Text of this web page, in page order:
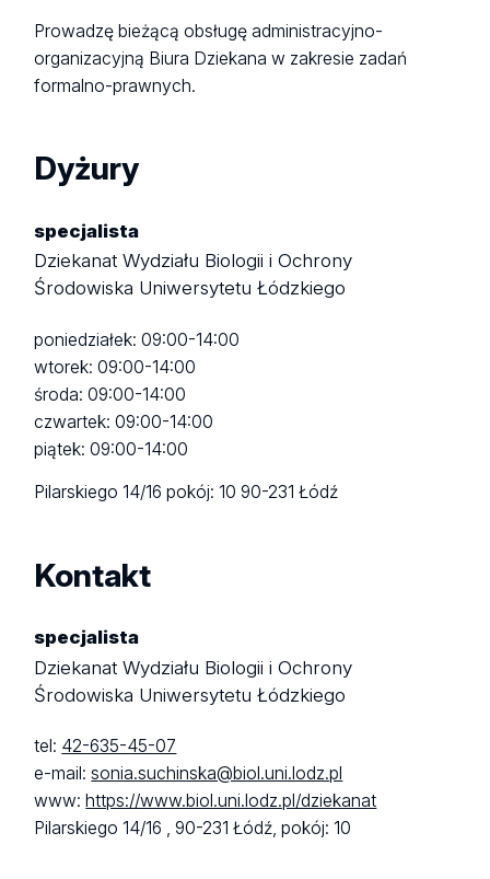
Prowadzę bieżącą obsługę administracyjno-
organizacyjną Biura Dziekana w zakresie zadań
formalno-prawnych.
Dyżury
specjalista
Dziekanat Wydziału Biologii i Ochrony
Środowiska Uniwersytetu Łódzkiego
poniedziałek: 09:00-14:00
wtorek: 09:00-14:00
środa: 09:00-14:00
czwartek: 09:00-14:00
piątek: 09:00-14:00
Pilarskiego 14/16pokój: 1090-231 Łódź
Kontakt
specjalista
Dziekanat Wydziału Biologii i Ochrony
Środowiska Uniwersytetu Łódzkiego
tel: 42-635-45-07
e-mail:sonia.suchinska@biol.uni.lodz.pl
www: https://www.biol.uni.lodz.pl/dziekanat
Pilarskiego 14/16 ,90-231 Łódź,pokój: 10